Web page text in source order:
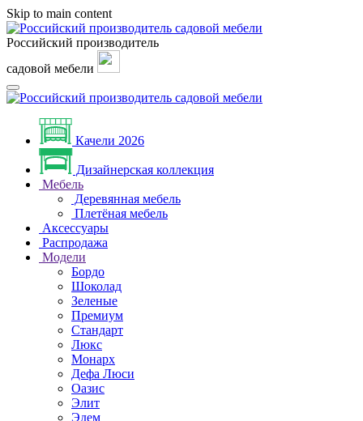
Skip to main content
Российский производитель
садовой мебели
Качели 2026
Дизайнерская коллекция
Мебель
Деревянная мебель
Плетёная мебель
Аксессуары
Распродажа
Модели
Бордо
Шоколад
Зеленые
Премиум
Стандарт
Люкс
Монарх
Дефа Люси
Оазис
Элит
Эдем